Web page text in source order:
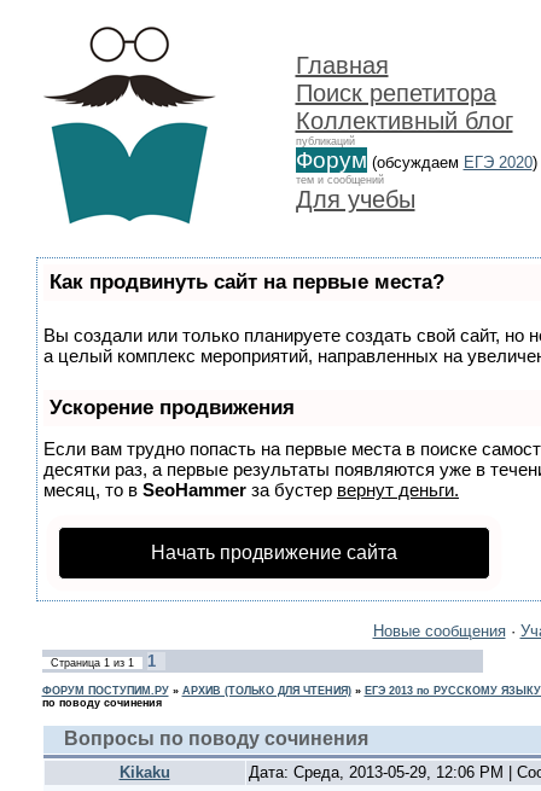
Главная
Поиск репетитора
Коллективный блог
публикаций
Форум (обсуждаем ЕГЭ 2020)
тем и сообщений
Для учебы
Как продвинуть сайт на первые места?
Вы создали или только планируете создать свой сайт, но
а целый комплекс мероприятий, направленных на
Ускорение продвижения
Если вам трудно попасть на первые места в поиске
десятки раз, а первые результаты появляются уже в
месяц, то в SeoHammer за бустер вернут деньги.
Начать продвижение сайта
Новые сообщения·
Страница 1из 1 1
ФОРУМ ПОСТУПИМ.РУ» АРХИВ (ТОЛЬКО ДЛЯ ЧТЕНИЯ)» ЕГЭ 2013 по РУССКОМУ
по поводу сочинения
Вопросы по поводу сочинения
Kikaku Дата: Среда, 2013-05-29, 12:06 PM |